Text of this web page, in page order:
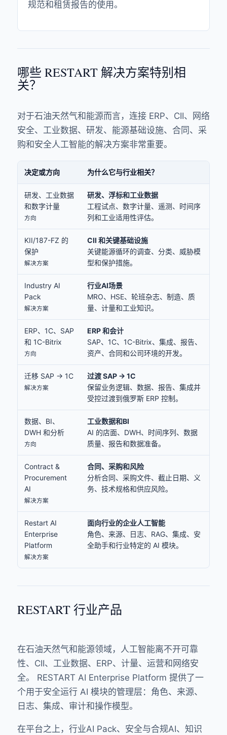
规范和租赁报告的使用。
哪些 RESTART 解决方案特别相
关？
对于石油天然气和能源而言，连接 ERP、CII、网络
安全、工业数据、研发、能源基础设施、合同、采
购和安全人工智能的解决方案非常重要。
决定或方向 为什么它与行业相关？
研发、工业数据
和数字计量
方向
研发、浮标和工业数据
工程试点、数字计量、遥测、时间序
列和工业适用性评估。
KII/187-FZ 的
保护
解决方案
CII 和关键基础设施
关键能源循环的调查、分类、威胁模
型和保护措施。
Industry AI
Pack
解决方案
行业AI场景
MRO、HSE、轮班杂志、制造、质
量、计量和工业知识。
ERP、1C、SAP
和 1C-Bitrix
方向
ERP 和会计
SAP、1C、1C-Bitrix、集成、报告、
资产、合同和公司环境的开发。
迁移 SAP → 1C
解决方案
过渡 SAP → 1C
保留业务逻辑、数据、报告、集成并
受控过渡到俄罗斯 ERP 控制。
数据、BI、
DWH 和分析
方向
工业数据和BI
AI 的店面、DWH、时间序列、数据
质量、报告和数据准备。
Contract &
Procurement
AI
解决方案
合同、采购和风险
分析合同、采购文件、截止日期、义
务、技术规格和供应风险。
Restart AI
Enterprise
Platform
解决方案
面向行业的企业人工智能
角色、来源、日志、RAG、集成、安
全助手和行业特定的 AI 模块。
RESTART 行业产品
在石油天然气和能源领域，人工智能离不开可靠
性、CII、工业数据、ERP、计量、运营和网络安
全。 RESTART AI Enterprise Platform 提供了一
个用于安全运行 AI 模块的管理层：角色、来源、
日志、集成、审计和操作模型。
在平台之上，行业AI Pack、安全与合规AI、知识